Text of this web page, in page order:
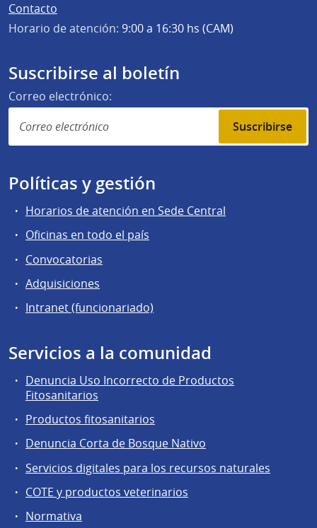
Contacto
Horario de atención: 9:00 a 16:30 hs (CAM)
Suscribirse al boletín
Correo electrónico:
Suscribirse
Políticas y gestión
Horarios de atención en Sede Central
Oficinas en todo el país
Convocatorias
Adquisiciones
Intranet (funcionariado)
Servicios a la comunidad
Denuncia Uso Incorrecto de Productos
Fitosanitarios
Productos fitosanitarios
Denuncia Corta de Bosque Nativo
Servicios digitales para los recursos naturales
COTE y productos veterinarios
Normativa